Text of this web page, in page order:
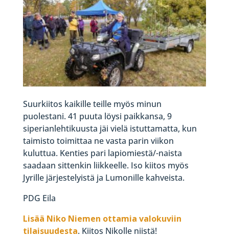
Suurkiitos kaikille teille myös minun
puolestani. 41 puuta löysi paikkansa, 9
siperianlehtikuusta jäi vielä istuttamatta, kun
taimisto toimittaa ne vasta parin viikon
kuluttua. Kenties pari lapiomiestä/-naista
saadaan sittenkin liikkeelle. Iso kiitos myös
Jyrille järjestelyistä ja Lumonille kahveista.
PDG Eila
Lisää Niko Niemen ottamia valokuviin
tilaisuudesta. Kiitos Nikolle niistä!